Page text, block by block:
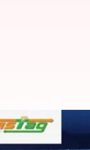
ప్రైవేట్